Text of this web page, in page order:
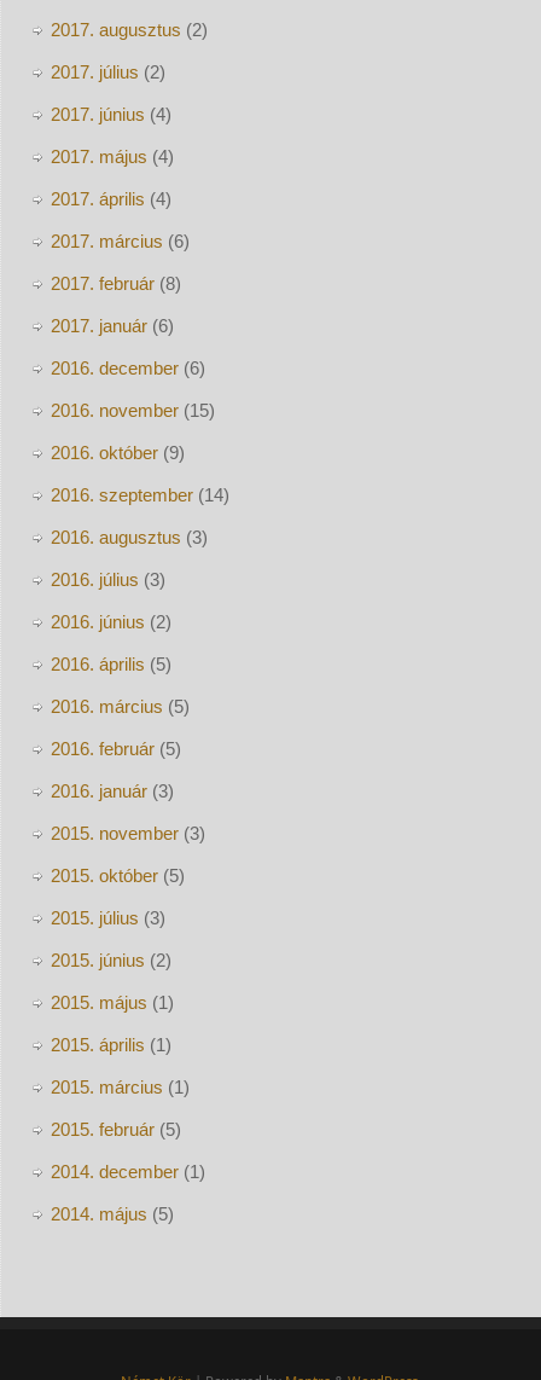
2017. augusztus (2)
2017. július (2)
2017. június (4)
2017. május (4)
2017. április (4)
2017. március (6)
2017. február(8)
2017. január(6)
2016. december(6)
2016. november(15)
2016. október(9)
2016. szeptember(14)
2016. augusztus (3)
2016. július (3)
2016. június (2)
2016. április (5)
2016. március (5)
2016. február(5)
2016. január(3)
2015. november(3)
2015. október(5)
2015. július (3)
2015. június (2)
2015. május (1)
2015. április (1)
2015. március (1)
2015. február(5)
2014. december(1)
2014. május (5)